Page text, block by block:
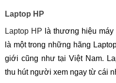
Laptop HP
Laptop HP là thương hiệu
là một trong những hãng
giới cũng như tại Việt Nam.
thu hút người xem ngay từ cái